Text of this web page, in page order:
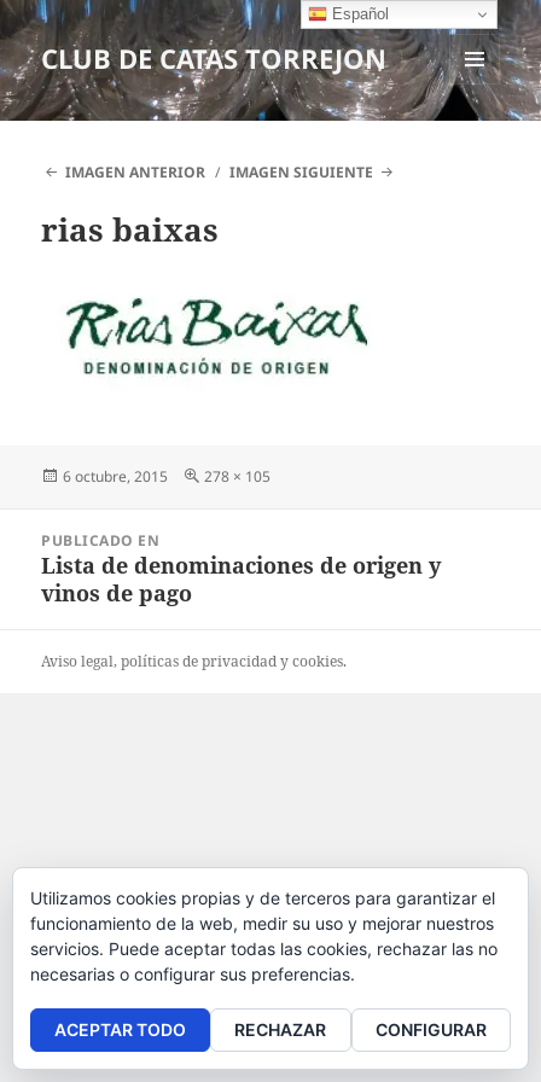
CLUB DE CATAS TORREJON
MENÚ
Y
IMAGEN ANTERIOR
IMAGEN SIGUIENTE
rias baixas
Publicado
6 octubre, 2015
Tamaño
278 × 105
entradas
PUBLICADO EN
Lista de denominaciones de origen y
vinos de pago
Aviso legal, políticas deprivacidadycookies.
Español
Utilizamos cookies propias y de terceros para garantizar el
funcionamiento de la web, medir su uso y mejorar nuestros
servicios. Puede aceptar todas las cookies, rechazar las no
necesarias o configurar sus preferencias.
ACEPTAR TODO RECHAZAR CONFIGURAR